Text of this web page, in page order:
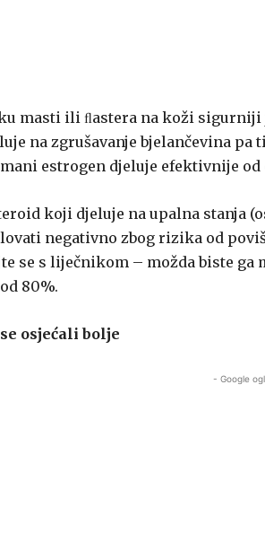
masti ili ﬂastera na koži sigurniji
na zgrušavanje bjelančevina
estrogen djeluje efektivnije
koji djeluje na upalna stanja
negativno zbog rizika od
se s liječnikom – možda biste
80%.
osjećali bolje
- Google